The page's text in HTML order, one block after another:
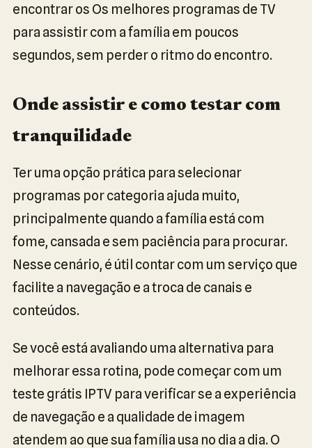
encontrar os Os melhores programas de TV
para assistir com a família em poucos
segundos, sem perder o ritmo do encontro.
Onde assistir e como testar com
tranquilidade
Ter uma opção prática para selecionar
programas por categoria ajuda muito,
principalmente quando a família está com
fome, cansada e sem paciência para procurar.
Nesse cenário, é útil contar com um serviço que
facilite a navegação e a troca de canais e
conteúdos.
Se você está avaliando uma alternativa para
melhorar essa rotina, pode começar com um
teste grátis IPTV para verificar se a experiência
de navegação e a qualidade de imagem
atendem ao que sua família usa no dia a dia. O